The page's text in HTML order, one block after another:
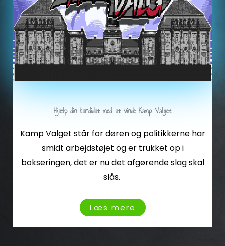
Hjælp din kandidat med at vinde Kamp Valget
Kamp Valget står for døren og politikkerne har
smidt arbejdstøjet og er trukket op i
bokseringen, det er nu det afgørende slag skal
slås.
Læs mere